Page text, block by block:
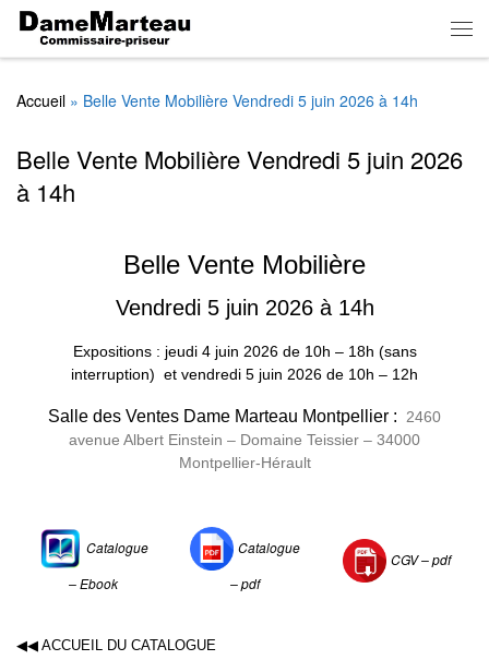
Skip to content
Accueil » Belle Vente Mobilière Vendredi 5 juin 2026 à 14h
Belle Vente Mobilière Vendredi 5 juin 2026
à 14h
Belle Vente Mobilière
Vendredi 5 juin 2026 à 14h
Expositions : jeudi 4 juin 2026de 10h – 18h (sans
interruption) et vendredi 5 juin 2026 de 10h – 12h
Salle des Ventes Dame Marteau Montpellier :
2460
avenue Albert Einstein – Domaine Teissier – 34000
Montpellier-Hérault
Catalogue
– Ebook
Catalogue
– pdf
CGV –pdf
◀◀ ACCUEIL DU CATALOGUE